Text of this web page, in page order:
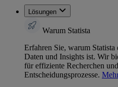
Lösungen
Warum Statista
Erfahren Sie, warum
Daten und Insights ist. Wir
für effiziente Recherchen
Entscheidungsprozesse.